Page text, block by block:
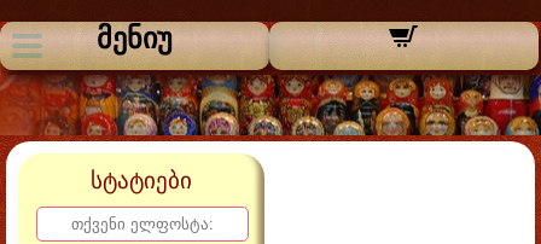
მენიუ
სტატიები